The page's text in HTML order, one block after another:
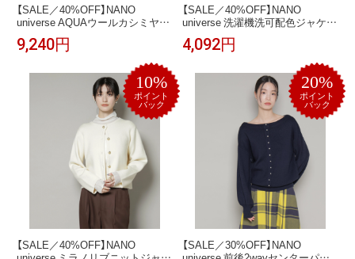
【SALE／40%OFF】NANO
universe AQUAウールカシミヤV
ネックカーディガン ナノユニバ
ース トップス ニット ホワイト グ
レー ピンク ブラウン【送料無料】
9,240円
【SALE／40%OFF】NANO
universe 洗濯機洗可配色ジャケッ
トカーディガン ナノユニバース
トップス ニット ブラック ピンク
4,092円
10%
ポイント
バック
【SALE／40%OFF】NANO
20%
ポイント
バック
【SALE／30%OFF】NANO